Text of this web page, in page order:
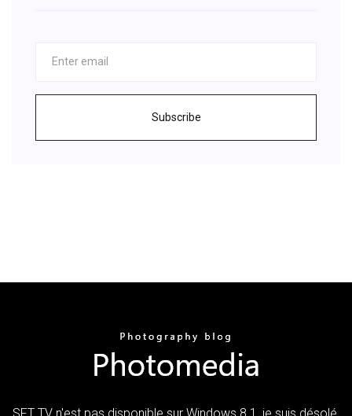
Subscribe